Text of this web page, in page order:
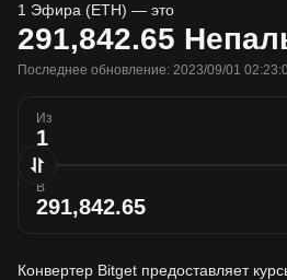
1 Эфира (ETH) — это
291,842.65
Последнее обновление: 2023/09/01
Из
В
Конвертер Bitget предоставляет